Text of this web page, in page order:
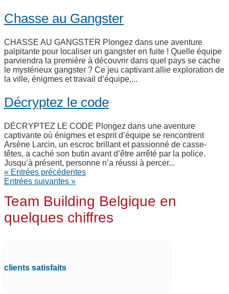
Chasse au Gangster
CHASSE AU GANGSTER Plongez dans une aventure
palpitante pour localiser un gangster en fuite ! Quelle équipe
parviendra la première à découvrir dans quel pays se cache
le mystérieux gangster ? Ce jeu captivant allie exploration de
la ville, énigmes et travail d’équipe,...
Décryptez le code
DÉCRYPTEZ LE CODE Plongez dans une aventure
captivante où énigmes et esprit d’équipe se rencontrent
Arsène Larcin, un escroc brillant et passionné de casse-
têtes, a caché son butin avant d’être arrêté par la police.
Jusqu’à présent, personne n’a réussi à percer...
« Entrées précédentes
Entrées suivantes »
Team Building Belgique en
quelques chiffres
clients satisfaits